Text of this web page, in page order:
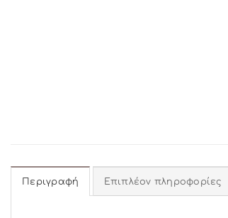
Περιγραφή Επιπλέον πληροφορίες